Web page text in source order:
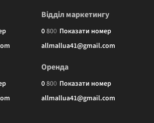
Відділ маркетингу
0800 Показати номер
allmallua41@gmail.com
Оренда
0800 Показати номер
allmallua41@gmail.com